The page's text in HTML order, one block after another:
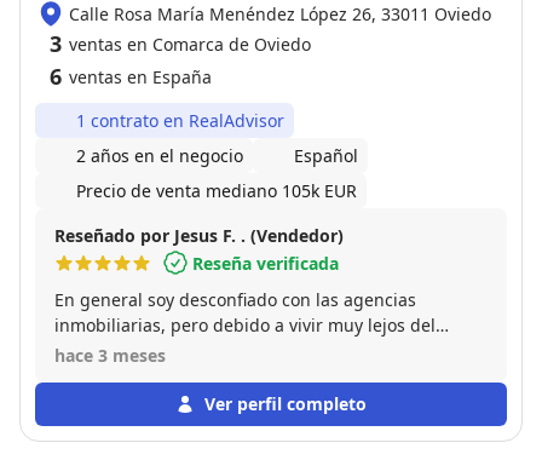
Calle Rosa María Menéndez López 26, 33011 Oviedo
3 ventas en Comarca de Oviedo
6 ventas en España
1 contrato en RealAdvisor
2 años en el negocio
Español
Precio de venta mediano 105k EUR
Reseñado por Jesus F. . (Vendedor)
Reseña verificada
En general soy desconfiado con las agencias
inmobiliarias, pero debido a vivir muy lejos del
inmueble que quería vender, me vi obligado a
hicieron mucho caso, debido a que los locales
comerciales son difíciles de vender en el momento
hace 3 meses
Ver perfil completo